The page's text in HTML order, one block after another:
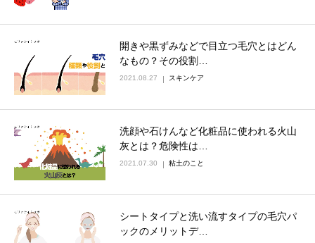
開きや黒ずみなどで目立つ毛穴とはどん
なもの？その役割…
2021.08.27 スキンケア
洗顔や石けんなど化粧品に使われる火山
灰とは？危険性は…
2021.07.30 粘土のこと
シートタイプと洗い流すタイプの毛穴パ
ックのメリットデ…